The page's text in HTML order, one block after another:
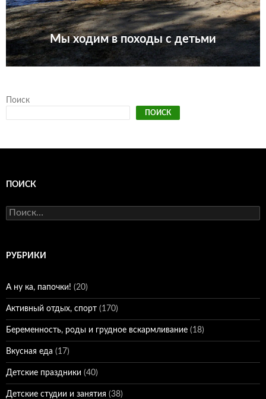
Мы ходим в походы с детьми
Поиск
ПОИСК
ПОИСК
Найти:
РУБРИКИ
А ну ка, папочки! (20)
Активный отдых, спорт (170)
Беременность, роды и грудное вскармливание (18)
Вкусная еда (17)
Детские праздники (40)
Детские студии и занятия (38)